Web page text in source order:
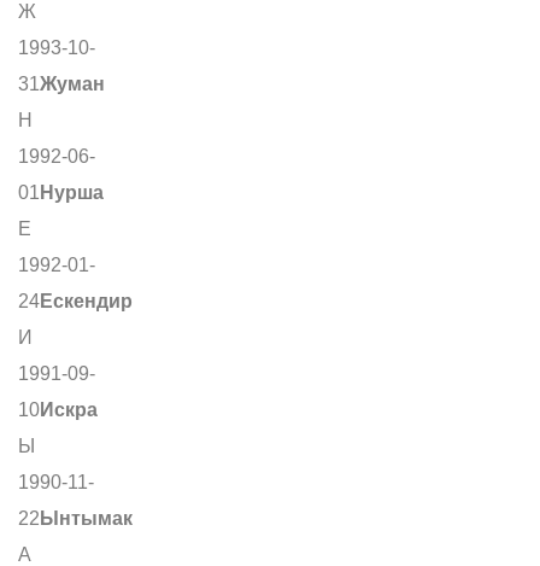
Ж
1993-10-
31Жуман
Н
1992-06-
01 Нурша
Е
1992-01-
24Ескендир
И
1991-09-
10Искра
Ы
1990-11-
22 Ынтымак
А